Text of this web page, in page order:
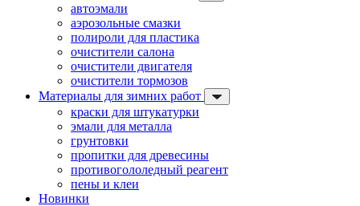
автоэмали
аэрозольные смазки
полироли для пластика
очистители салона
очистители двигателя
очистители тормозов
Материалы для зимних работ
краски для штукатурки
эмали для металла
грунтовки
пропитки для древесины
противогололедный реагент
пены и клеи
Новинки